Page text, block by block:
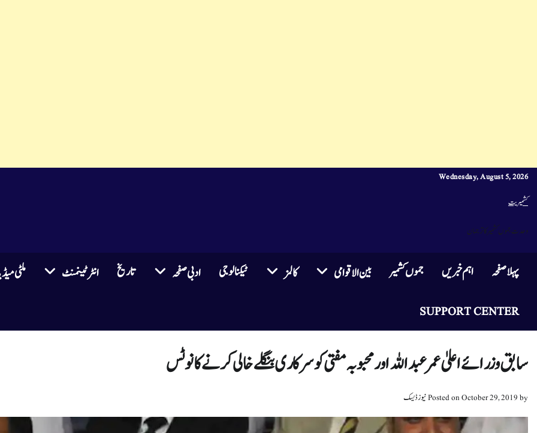
Wednesday, August 5, 2026
کشمیریت
وحدت جموں کشمیر کا ترجمان
پہلا صفحہ اہم خبریں جموں کشمیر بین الاقوامی کالمز ٹیکنالوجی ادبی صفحہ تاریخ انٹرٹینمنٹ ملٹی
SUPPORT CENTER
سابق وزرائے اعلیٰ عمر عبداللہ اور محبوبہ مفتی کو سرکاری بنگلے خالی کرنے کا نوٹس
Posted onOctober 29, 2019by نیوز ڈیسک